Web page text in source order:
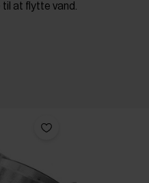
til at flytte vand.